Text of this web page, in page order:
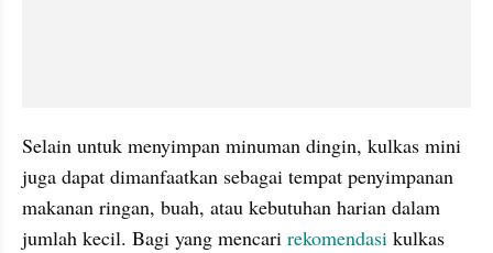
Selain untuk menyimpan minuman dingin, kulkas mini
juga dapat dimanfaatkan sebagai tempat penyimpanan
makanan ringan, buah, atau kebutuhan harian dalam
jumlah kecil. Bagi yang mencari rekomendasi kulkas